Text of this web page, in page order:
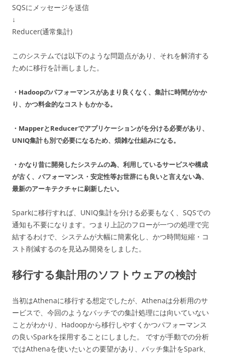
SQSにメッセージを送信
↓
Reducer(通常集計)
このシステムでは以下のような問題点があり、それを解消する
ために移行を計画しました。
・Hadoopのパフォーマンスがあまり良くなく、集計に時間がかか
り、かつ料金的なコストもかかる。
・MapperとReducerでアプリケーションがを分ける必要があり、
UNIQ集計も別で必要になるため、煩雑な仕組みになる。
・かなり昔に開発したシステムの為、利用しているサービスや構成
が古く、パフォーマンス・安定性等お世辞にも良いと言えない為、
最新のアーキテクチャに刷新したい。
Sparkに移行すれば、UNIQ集計を分ける必要もなく、SQSでの
通知も不要になります。つまり上記のフローが一つの処理で完
結するわけで、システムが大幅に簡素化し、かつ時間短縮・コ
スト削減するのを見込み開発をしました。
移行する集計用のソフトウェアの検討
当初はAthenaに移行する想定でしたが、Athenaは分析用のサ
ービスで、今回のようなバッチでの集計処理には向いていない
ことがわかり、Hadoopから移行しやすくかつパフォーマンス
の良いSparkを採用することにしました。 ですが手動での分析
ではAthenaを使いたいとの要望があり、バッチ集計をSpark、